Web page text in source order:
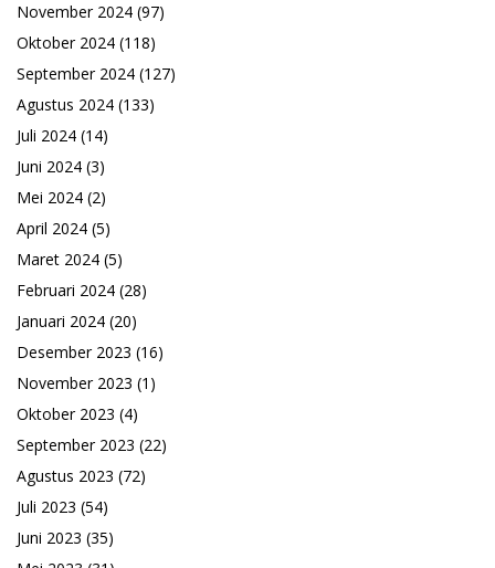
November 2024 (97)
Oktober 2024 (118)
September 2024 (127)
Agustus 2024 (133)
Juli 2024 (14)
Juni 2024 (3)
Mei 2024 (2)
April 2024 (5)
Maret 2024 (5)
Februari 2024 (28)
Januari 2024 (20)
Desember 2023 (16)
November 2023 (1)
Oktober 2023 (4)
September 2023 (22)
Agustus 2023 (72)
Juli 2023 (54)
Juni 2023 (35)